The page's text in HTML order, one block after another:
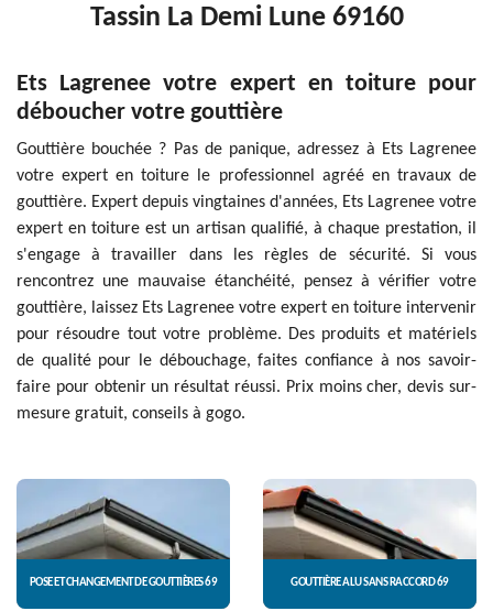
Tassin La Demi Lune 69160
Ets Lagrenee votre expert en toiture pour
déboucher votre gouttière
Gouttière bouchée ? Pas de panique, adressez à Ets Lagrenee
votre expert en toiture le professionnel agréé en travaux de
gouttière. Expert depuis vingtaines d'années, Ets Lagrenee votre
expert en toiture est un artisan qualifié, à chaque prestation, il
s'engage à travailler dans les règles de sécurité. Si vous
rencontrez une mauvaise étanchéité, pensez à vérifier votre
gouttière, laissez Ets Lagrenee votre expert en toiture intervenir
pour résoudre tout votre problème. Des produits et matériels
de qualité pour le débouchage, faites confiance à nos savoir-
faire pour obtenir un résultat réussi. Prix moins cher, devis sur-
mesure gratuit, conseils à gogo.
POSE ET CHANGEMENT DE GOUTTIÈRES 69 GOUTTIÈRE ALU SANS RACCORD 69